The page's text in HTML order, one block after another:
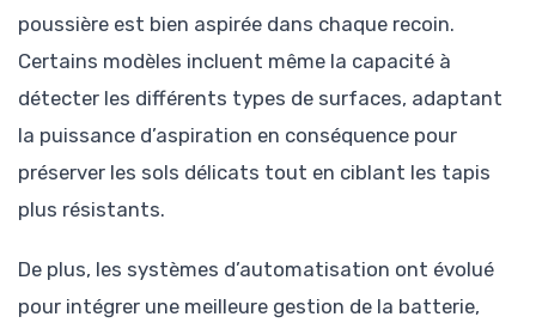
poussière est bien aspirée dans chaque recoin.
Certains modèles incluent même la capacité à
détecter les différents types de surfaces, adaptant
la puissance d’aspiration en conséquence pour
préserver les sols délicats tout en ciblant les tapis
plus résistants.
De plus, les systèmes d’automatisation ont évolué
pour intégrer une meilleure gestion de la batterie,